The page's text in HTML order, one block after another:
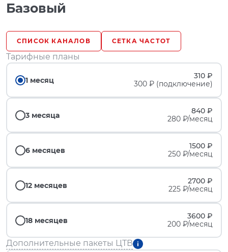
Базовый
СПИСОК КАНАЛОВ СЕТКА ЧАСТОТ
Тарифные планы
1 месяц
310 ₽
300 ₽ (подключение)
3 месяца
840 ₽
280 ₽/месяц
6 месяцев
1500 ₽
250 ₽/месяц
12 месяцев
2700 ₽
225 ₽/месяц
18 месяцев
3600 ₽
200 ₽/месяц
Дополнительные пакеты ЦТВ